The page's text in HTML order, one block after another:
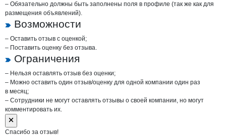
– Обязательно должны быть заполнены поля в профиле (так же как для
размещения объявлений).
Возможности
– Оставить отзыв с оценкой;
– Поставить оценку без отзыва.
Ограничения
– Нельзя оставлять отзыв без оценки;
– Можно оставить один отзыв/оценку для одной компании один раз
в месяц;
– Сотрудники не могут оставлять отзывы о своей компании, но могут
комментировать их.
Спасибо за отзыв!